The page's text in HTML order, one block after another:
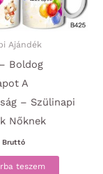
Ajándék
Boldog
A
– Szülinapi
Nőknek
Bruttó
teszem